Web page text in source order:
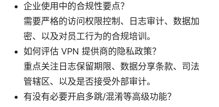
企业使用中的合规性要点？
需要严格的访问权限控制、日志审计、数据加
密、以及对员工行为的合规培训。
如何评估 VPN 提供商的隐私政策？
重点关注日志保留期限、数据分享条款、司法
管辖区、以及是否接受外部审计。
有没有必要开启多跳/混淆等高级功能？